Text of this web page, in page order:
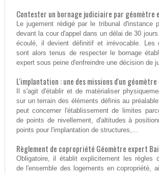
Contester un bornage judiciaire par géomètre
Le jugement rédigé par le tribunal d'instance
devant la cour d'appel dans un délai de 30
écoulé, il devient définitif et irrévocable. Les
sont alors tenus de respecter le bornage
expert sous peine d'enfreindre une décision de
L'implantation : une des missions d'un
Il s'agit d'établir et de matérialiser
sur un terrain des éléments définis au
peut concerner l'établissement de limites
de points de nivellement, d'altitudes à
points pour l'implantation de structures,...
Règlement de copropriété Géomètre expert
Obligatoire, il établit explicitement les règles
de l'ensemble des logements en copropriété,